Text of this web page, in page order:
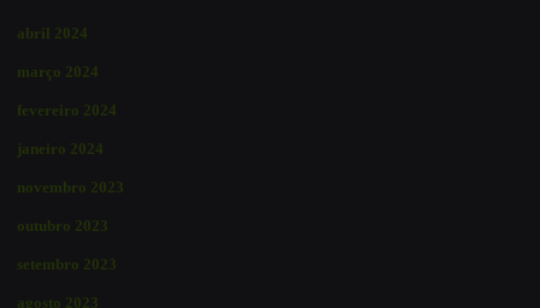
abril 2024
março 2024
fevereiro 2024
janeiro 2024
novembro 2023
outubro 2023
setembro 2023
agosto 2023